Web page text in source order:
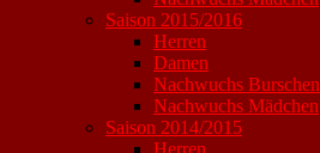
Saison 2015/2016
Herren
Damen
Nachwuchs Burschen
Nachwuchs Mädchen
Saison 2014/2015
Herren